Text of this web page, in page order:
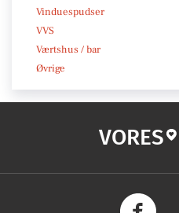
Vinduespudser
VVS
Værtshus / bar
Øvrige
VORES